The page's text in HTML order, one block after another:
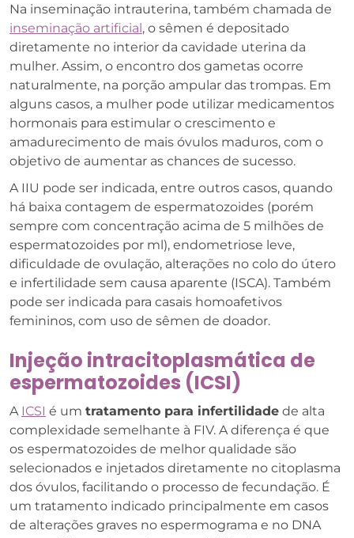
Na inseminação intrauterina, também chamada de
inseminação artificial, o sêmen é depositado
diretamente no interior da cavidade uterina da
mulher. Assim, o encontro dos gametas ocorre
naturalmente, na porção ampular das trompas. Em
alguns casos, a mulher pode utilizar medicamentos
hormonais para estimular o crescimento e
amadurecimento de mais óvulos maduros, com o
objetivo de aumentar as chances de sucesso.
A IIU pode ser indicada, entre outros casos, quando
há baixa contagem de espermatozoides (porém
sempre com concentração acima de 5 milhões de
espermatozoides por ml), endometriose leve,
dificuldade de ovulação, alterações no colo do útero
e infertilidade sem causa aparente (ISCA). Também
pode ser indicada para casais homoafetivos
femininos, com uso de sêmen de doador.
Injeção intracitoplasmática de
espermatozoides (ICSI)
A ICSI é um tratamento para infertilidade de alta
complexidade semelhante à FIV. A diferença é que
os espermatozoides de melhor qualidade são
selecionados e injetados diretamente no citoplasma
dos óvulos, facilitando o processo de fecundação. É
um tratamento indicado principalmente em casos
de alterações graves no espermograma e no DNA